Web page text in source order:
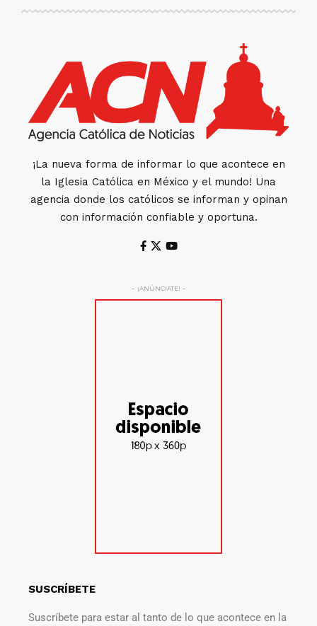
¡La nueva forma de informar lo que acontece en
la Iglesia Católica en México y el mundo! Una
agencia donde los católicos se informan y opinan
con información confiable y oportuna.
- ¡ANÚNCIATE! -
SUSCRÍBETE
Suscríbete para estar al tanto de lo que acontece en la